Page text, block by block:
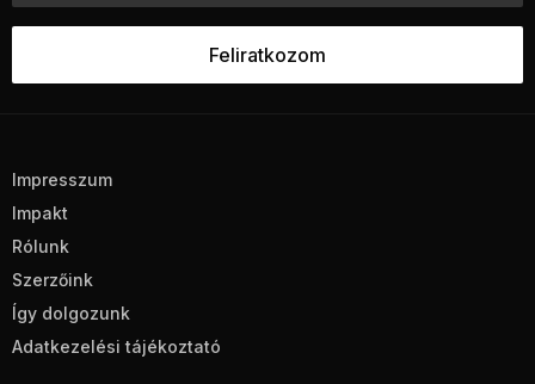
Impresszum
Impakt
Rólunk
Szerzőink
Így dolgozunk
Adatkezelési tájékoztató